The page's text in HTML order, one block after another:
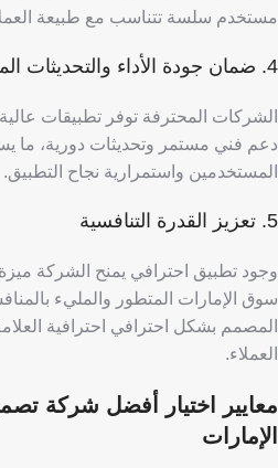
مستخدم سلسة تتناسب مع طبيعة
4. ضمان جودة الأداء والتحديثات المستمرة
الشركات المحترفة توفر تطبيقات
دعم فني مستمر وتحديثات دورية، ما
المستخدمين واستمرارية نجاح التطبيق.
5. تعزيز القدرة التنافسية
وجود تطبيق احترافي يمنح الشركة
سوق الإمارات المتطور والمليء
المصمم بشكل احترافي احترافية
العملاء.
​​معايير اختيار أفضل شركة
الإمارات